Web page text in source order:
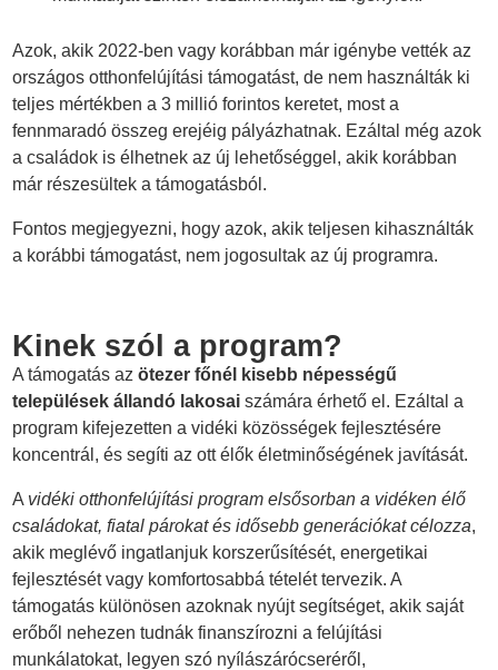
Azok, akik 2022-ben vagy korábban már igénybe vették az
országos otthonfelújítási támogatást, de nem használták ki
teljes mértékben a 3 millió forintos keretet, most a
fennmaradó összeg erejéig pályázhatnak. Ezáltal még azok
a családok is élhetnek az új lehetőséggel, akik korábban
már részesültek a támogatásból.
Fontos megjegyezni, hogy azok, akik teljesen kihasználták
a korábbi támogatást, nem jogosultak az új programra.
Kinek szól a program?
A támogatás azötezer főnél kisebb népességű
települések állandó lakosai számára érhető el. Ezáltal a
program kifejezetten a vidéki közösségek fejlesztésére
koncentrál, és segíti az ott élők életminőségének javítását.
A vidéki otthonfelújítási program elsősorban a vidéken élő
családokat, fiatal párokat és idősebb generációkat célozza,
akik meglévő ingatlanjuk korszerűsítését, energetikai
fejlesztését vagy komfortosabbá tételét tervezik. A
támogatás különösen azoknak nyújt segítséget, akik saját
erőből nehezen tudnák finanszírozni a felújítási
munkálatokat, legyen szó nyílászárócseréről,